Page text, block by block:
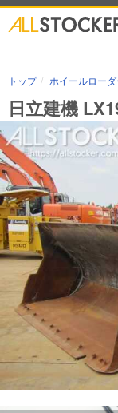
トップ ホイールローダ
日立建機